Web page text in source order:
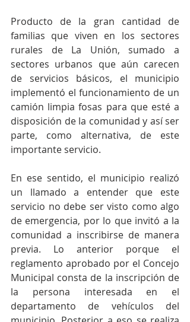
Producto de la gran cantidad de
familias que viven en los sectores
rurales de La Unión, sumado a
sectores urbanos que aún carecen
de servicios básicos, el municipio
implementó el funcionamiento de un
camión limpia fosas para que esté a
disposición de la comunidad y así ser
parte, como alternativa, de este
importante servicio.
En ese sentido, el municipio realizó
un llamado a entender que este
servicio no debe ser visto como algo
de emergencia, por lo que invitó a la
comunidad a inscribirse de manera
previa. Lo anterior porque el
reglamento aprobado por el Concejo
Municipal consta de la inscripción de
la persona interesada en el
departamento de vehículos del